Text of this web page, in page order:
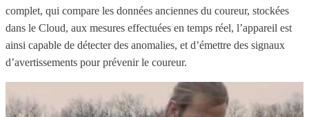
complet, qui compare les données anciennes du coureur, stockées
dans le Cloud, aux mesures effectuées en temps réel, l’appareil est
ainsi capable de détecter des anomalies, et d’émettre des signaux
d’avertissements pour prévenir le coureur.